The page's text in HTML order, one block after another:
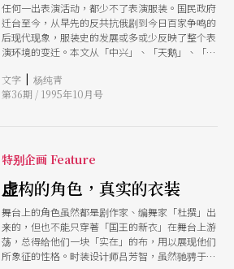
任何一出表演活动，都少不了表演服装。国民政府
迁台至今，从早先的反共抗俄剧到今日百家争鸣的
后现代现象，服装史的发展或多或少反映了整个表
演环境的变迁。本文从「中兴」、「天鹅」、「靑
以及台湾目前唯一的国剧戏鞋制作师父李玉修的专
访里，尝试捕捉旧日表演世界里的浮光掠影。
文字 | 杨纯靑
第36期 / 1995年10月号
特别企画 Feature
虚构的角色，真实的衣装
舞台上的角色虽然都是剧作家、编舞家「杜撰」出
来的，但也不能只穿著「国王的新衣」在舞台上游
荡，总得给他们一块「实在」的布，用以展现他们
所象征的性格。时装设计师吕芳智，虽然驰骋于时